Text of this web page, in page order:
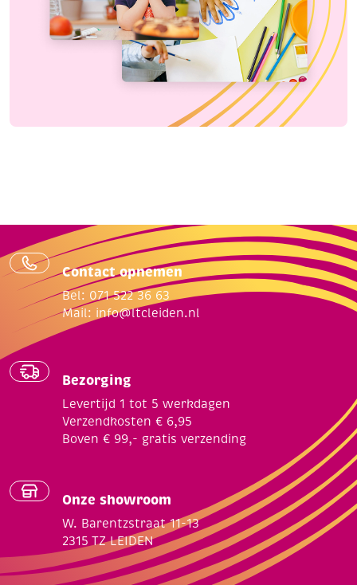
Contact opnemen
Bel: 071 522 36 63
Mail: info@ltcleiden.nl
Bezorging
Levertijd 1 tot 5 werkdagen
Verzendkosten € 6,95
Boven € 99,- gratis verzending
Onze showroom
W. Barentzstraat 11-13
2315 TZ LEIDEN